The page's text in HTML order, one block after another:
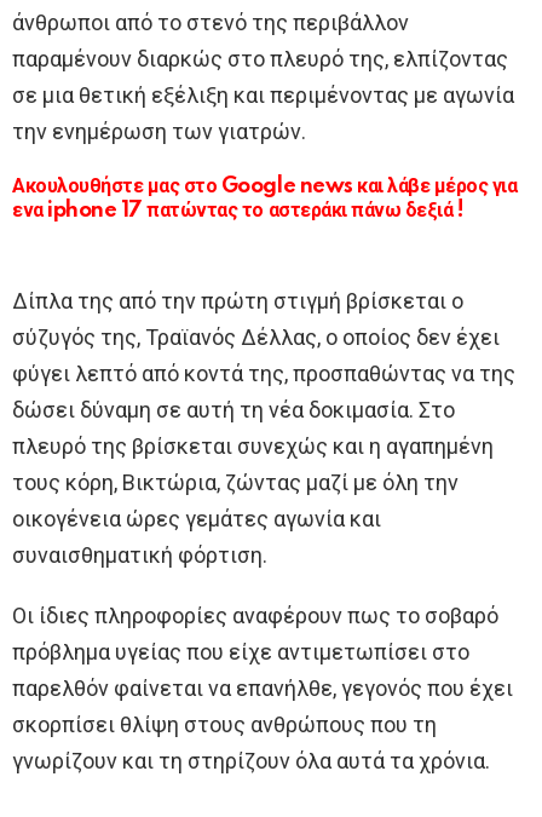
άνθρωποι από το στενό της περιβάλλον
παραμένουν διαρκώς στο πλευρό της, ελπίζοντας
σε μια θετική εξέλιξη και περιμένοντας με αγωνία
την ενημέρωση των γιατρών.
Ακουλουθήστε μας στο Google news και λάβε μέρος για
ενα iphone 17 πατώντας το αστεράκι πάνω δεξιά !
Δίπλα της από την πρώτη στιγμή βρίσκεται ο
σύζυγός της, Τραϊανός Δέλλας, ο οποίος δεν έχει
φύγει λεπτό από κοντά της, προσπαθώντας να της
δώσει δύναμη σε αυτή τη νέα δοκιμασία. Στο
πλευρό της βρίσκεται συνεχώς και η αγαπημένη
τους κόρη, Βικτώρια, ζώντας μαζί με όλη την
οικογένεια ώρες γεμάτες αγωνία και
συναισθηματική φόρτιση.
Οι ίδιες πληροφορίες αναφέρουν πως το σοβαρό
πρόβλημα υγείας που είχε αντιμετωπίσει στο
παρελθόν φαίνεται να επανήλθε, γεγονός που έχει
σκορπίσει θλίψη στους ανθρώπους που τη
γνωρίζουν και τη στηρίζουν όλα αυτά τα χρόνια.